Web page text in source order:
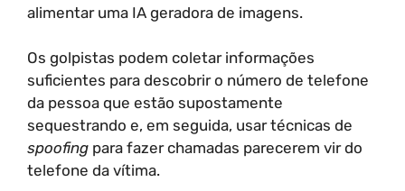
alimentar uma IA geradora de imagens.
Os golpistas podem coletar informações
suficientes para descobrir o número de telefone
da pessoa que estão supostamente
sequestrando e, em seguida, usar técnicas de
spoofing para fazer chamadas parecerem vir do
telefone da vítima.